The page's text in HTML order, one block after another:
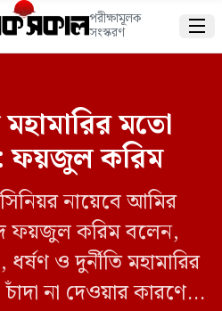
পরীক্ষামূলক
সংস্করণ 
মহামারির মতো
ফয়জুল করিম
নায়েবে আমির
ফয়জুল করিম বলেন,
ও দুর্নীতি মহামারির
না দেওয়ার কারণে